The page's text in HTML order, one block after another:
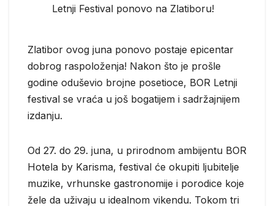
Letnji Festival ponovo na Zlatiboru!
Zlatibor ovog juna ponovo postaje epicentar
dobrog raspoloženja! Nakon što je prošle
godine oduševio brojne posetioce, BOR Letnji
festival se vraća u još bogatijem i sadržajnijem
izdanju.
Od 27. do 29. juna, u prirodnom ambijentu BOR
Hotela by Karisma, festival će okupiti ljubitelje
muzike, vrhunske gastronomije i porodice koje
žele da uživaju u idealnom vikendu. Tokom tri